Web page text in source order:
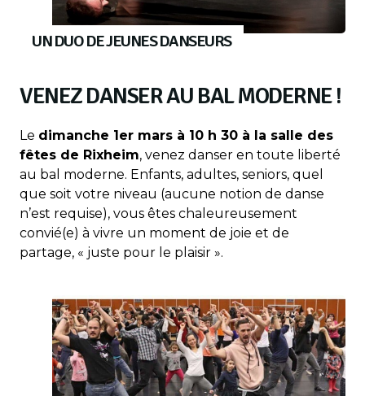
UN DUO DE JEUNES DANSEURS
VENEZ DANSER AU BAL MODERNE !
Le dimanche 1er mars à 10 h 30 à la salle des
fêtes de Rixheim, venez danser en toute liberté
au bal moderne. Enfants, adultes, seniors, quel
que soit votre niveau (aucune notion de danse
n’est requise), vous êtes chaleureusement
convié(e) à vivre un moment de joie et de
partage, « juste pour le plaisir ».